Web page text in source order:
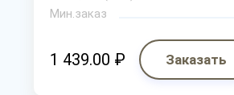
Мин.заказ
1 439.00 ₽ Заказать